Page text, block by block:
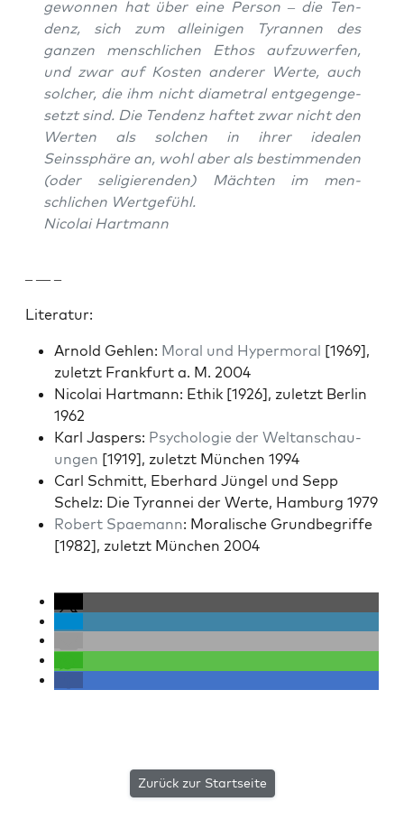
gewon­nen hat über eine Per­son – die Ten­
denz, sich zum alleini­gen Tyran­nen des
ganzen men­schlichen Ethos aufzuw­er­fen,
und zwar auf Kosten ander­er Werte, auch
solch­er, die ihm nicht diame­tral ent­ge­genge­
set­zt sind. Die Ten­denz haftet zwar nicht den
Werten als solchen in ihrer ide­alen
Seinssphäre an, wohl aber als bes­tim­menden
(oder seligieren­den) Mächt­en im men­
schlichen Wert­ge­fühl.
Nico­lai Hart­mann
– — –
Lit­er­atur:
Arnold Gehlen: Moral und Hyper­moral [1969],
zulet­zt Frank­furt a. M. 2004
Nico­lai Hart­mann: Ethik [1926], zulet­zt Berlin
1962
Karl Jaspers: Psy­cholo­gie der Weltan­schau­
un­gen [1919], zulet­zt München 1994
Carl Schmitt, Eber­hard Jün­gel und Sepp
Schelz: Die Tyran­nei der Werte, Ham­burg 1979
Robert Spae­mann: Moralis­che Grund­be­griffe
[1982], zulet­zt München 2004
Zurück zur Startseite